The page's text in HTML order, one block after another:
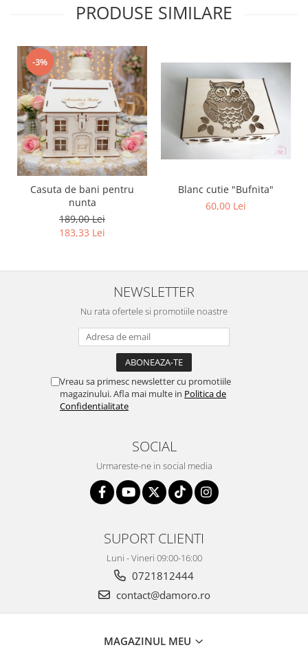
PRODUSE SIMILARE
-3%
Casuta de bani pentru
nunta
189,00 Lei
183,33 Lei
Blanc cutie "Bufnita"
60,00 Lei
NEWSLETTER
Nu rata ofertele si promotiile noastre
Vreau sa primesc newsletter cu promotiile
magazinului. Afla mai multe in Politica de
Confidentialitate
SOCIAL
Urmareste-ne in social media
SUPORT CLIENTI
Luni - Vineri 09:00-16:00
0721812444
contact@damoro.ro
MAGAZINUL MEU